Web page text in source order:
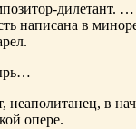
дилетант.
написана в
в
опере.